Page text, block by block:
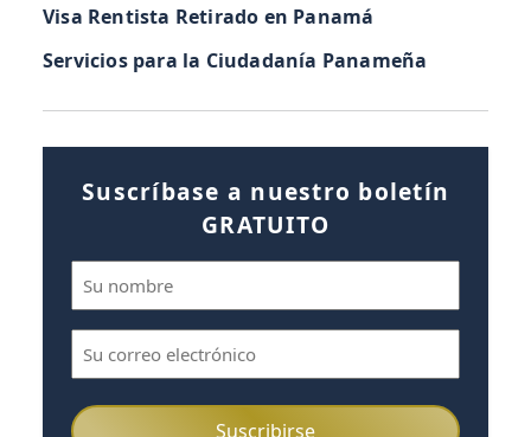
Visa Rentista Retirado en Panamá
Servicios para la Ciudadanía Panameña
Suscríbase a nuestro boletín
GRATUITO
electrónico
(Obligatorio)